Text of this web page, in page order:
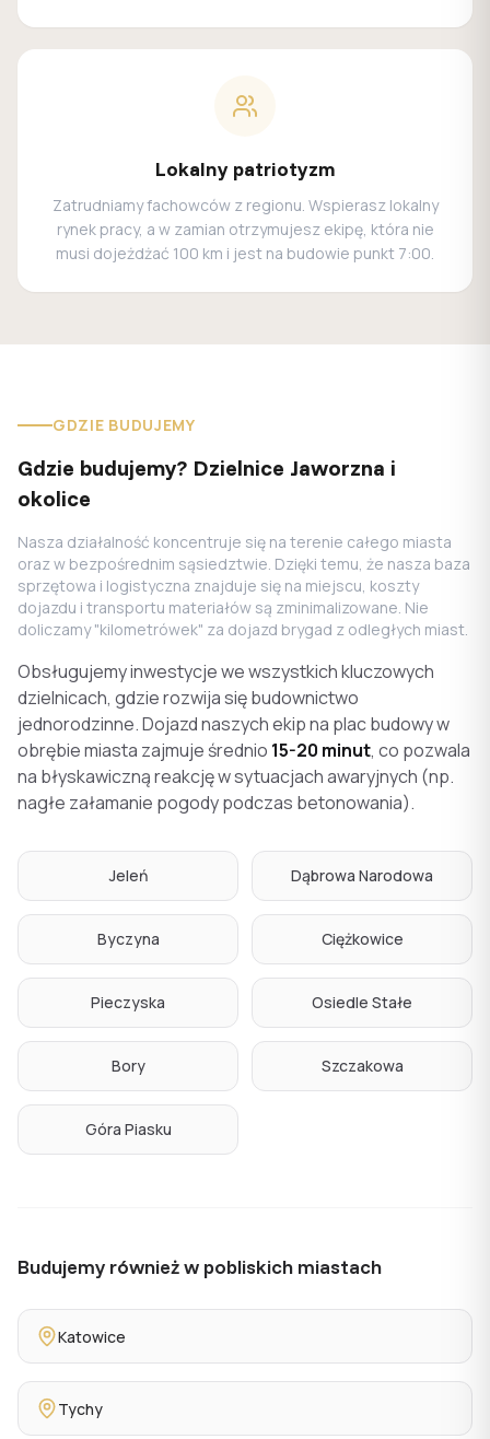
Lokalny patriotyzm
Zatrudniamy fachowców z regionu. Wspierasz lokalny
rynek pracy, a w zamian otrzymujesz ekipę, która nie
musi dojeżdżać 100 km i jest na budowie punkt 7:00.
GDZIE BUDUJEMY
Gdzie budujemy? Dzielnice Jaworzna i
okolice
Nasza działalność koncentruje się na terenie całego miasta
oraz w bezpośrednim sąsiedztwie. Dzięki temu, że nasza baza
sprzętowa i logistyczna znajduje się na miejscu, koszty
dojazdu i transportu materiałów są zminimalizowane. Nie
doliczamy "kilometrówek" za dojazd brygad z odległych miast.
Obsługujemy inwestycje we wszystkich kluczowych
dzielnicach, gdzie rozwija się budownictwo
jednorodzinne. Dojazd naszych ekip na plac budowy w
obrębie miasta zajmuje średnio 15-20 minut, co pozwala
na błyskawiczną reakcję w sytuacjach awaryjnych (np.
nagłe załamanie pogody podczas betonowania).
Jeleń Dąbrowa Narodowa
Byczyna Ciężkowice
Pieczyska Osiedle Stałe
Bory Szczakowa
Góra Piasku
Budujemy również w pobliskich miastach
Katowice
Tychy